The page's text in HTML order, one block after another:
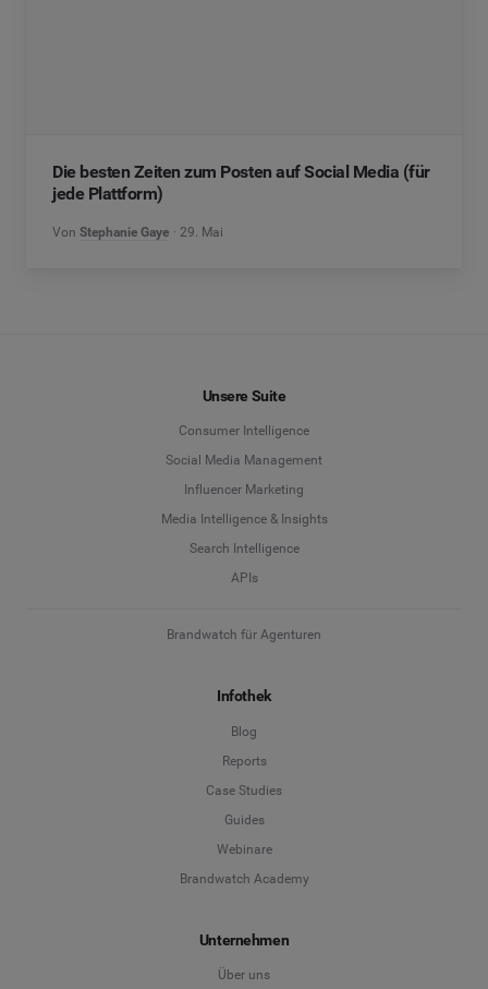
Die besten Zeiten zum Posten auf Social Media (für
jede Plattform)
Von Stephanie Gaye 29. Mai
Unsere Suite
Consumer Intelligence
Social Media Management
Influencer Marketing
Media Intelligence & Insights
Search Intelligence
APIs
Brandwatch für Agenturen
Infothek
Blog
Reports
Case Studies
Guides
Webinare
Brandwatch Academy
Unternehmen
Über uns